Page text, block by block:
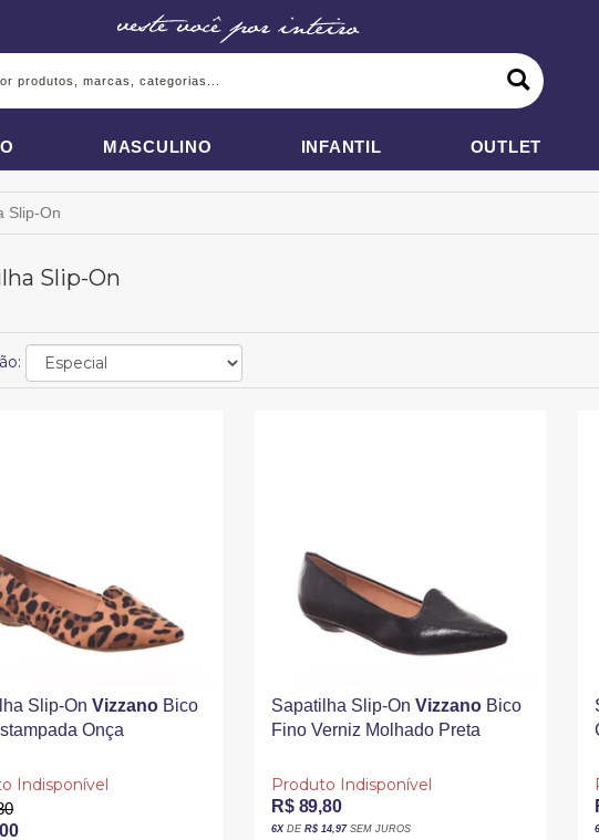
MASCULINO INFANTIL OUTLET
Slip-On
Slip-On
Slip-OnVizzano Bico
Onça
Indisponível
Sapatilha Slip-OnVizzano Bico
Fino Verniz Molhado Preta
Produto Indisponível
R$ 89,80
6XDER$ 14,97SEM JUROS